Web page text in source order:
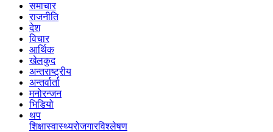
समाचार
राजनीति
देश
विचार
आर्थिक
खेलकुद
अन्तराष्ट्रीय
अन्तर्वार्ता
मनोरन्जन
भिडियो
थप
शिक्षास्वास्थ्यरोजगारविश्लेषण